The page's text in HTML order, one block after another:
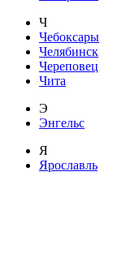
Ч
Чебоксары
Челябинск
Череповец
Чита
Э
Энгельс
Я
Ярославль